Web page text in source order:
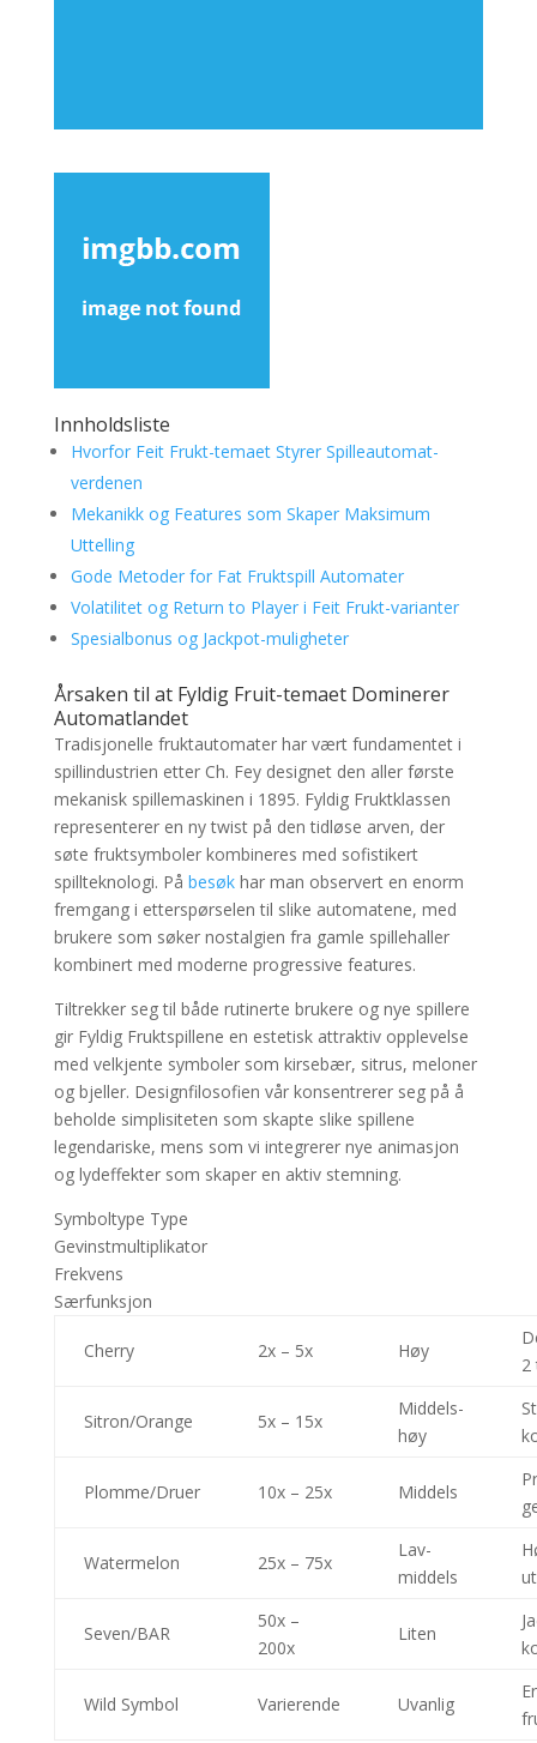
Innholdsliste
Hvorfor Feit Frukt-temaet Styrer Spilleautomat-
verdenen
Mekanikk og Features som Skaper Maksimum
Uttelling
Gode Metoder for Fat Fruktspill Automater
Volatilitet og Return to Player i Feit Frukt-varianter
Spesialbonus og Jackpot-muligheter
Årsaken til at Fyldig Fruit-temaet Dominerer
Automatlandet
Tradisjonelle fruktautomater har vært fundamentet i
spillindustrien etter Ch. Fey designet den aller første
mekanisk spillemaskinen i 1895. Fyldig Fruktklassen
representerer en ny twist på den tidløse arven, der
søte fruktsymboler kombineres med sofistikert
spillteknologi. På besøkhar man observert en enorm
fremgang i etterspørselen til slike automatene, med
brukere som søker nostalgien fra gamle spillehaller
kombinert med moderne progressive features.
Tiltrekker seg til både rutinerte brukere og nye spillere
gir Fyldig Fruktspillene en estetisk attraktiv opplevelse
med velkjente symboler som kirsebær, sitrus, meloner
og bjeller. Designfilosofien vår konsentrerer seg på å
beholde simplisiteten som skapte slike spillene
legendariske, mens som vi integrerer nye animasjon
og lydeffekter som skaper en aktiv stemning.
Symboltype Type
Gevinstmultiplikator
Frekvens
Særfunksjon
Cherry 2x – 5x Høy
2
Sitron/Orange 5x – 15x
Middels-
høy
Plomme/Druer 10x – 25x Middels
Watermelon 25x – 75x
Lav-
middels
Seven/BAR
50x –
200x
Liten
Wild Symbol Varierende Uvanlig